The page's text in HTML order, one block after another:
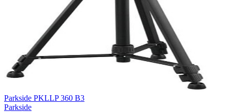
Parkside PKLLP 360 B3
Parkside